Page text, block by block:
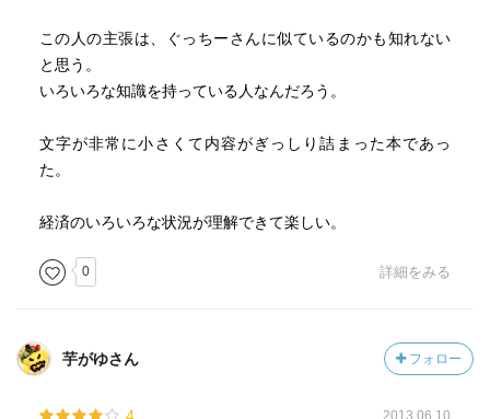
この人の主張は、ぐっちーさんに似ているのかも知れない
と思う。
いろいろな知識を持っている人なんだろう。
文字が非常に小さくて内容がぎっしり詰まった本であっ
た。
経済のいろいろな状況が理解できて楽しい。
0 詳細をみる
芋がゆさん フォロー
2013.06.10